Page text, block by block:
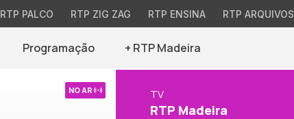
RTP PALCO RTP ZIG ZAG RTP ENSINA RTP ARQUIVOS
Programação + RTP Madeira
NO AR TV
RTP Madeira